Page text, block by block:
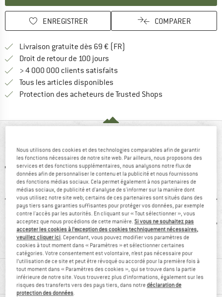
ENREGISTRER COMPARER
Livraison gratuite dès 69 € (FR)
Droit de retour de 100 jours
> 4 000 000 clients satisfaits
Tous les articles disponibles
Protection des acheteurs de Trusted Shops
recommandé à
94 %
Avis client.e.s:
léger
RENSEIGNEMENTS MATÉRIEL ET
FONCTIONNALITÉS
Nous utilisons des cookies et des technologies comparables afin de garantir
les fonctions nécessaires de notre site web. Par ailleurs, nous proposons des
services et des fonctions supplémentaires, nous analysons notre flux de
données afin de personnaliser le contenu et la publicité et nous fournissons
des fonctions médias sociaux. Cela permet également à nos partenaires de
médias sociaux, de publicité et d'analyse de s'informer sur la manière dont
vous utilisez notre site web; certains de ces partenaires sont situés dans des
pays tiers sans garanties suffisantes pour protéger vos données, par exemple
contre l'accès par les autorités. En cliquant sur « Tout sélectionner », vous
acceptez que nous procédions de cette manière.Si vous ne souhaitez pas
accepter les cookies à l’exception des cookies techniquement nécessaires,
veuillez cliquer ici. Cependant, vous pouvez modifier vos paramètres de
cookies à tout moment dans « Paramètres » et sélectionner certaines
catégories. Votre consentement est volontaire, n’est pas nécessaire pour
l’utilisation de ce site et peut être révoqué ou accordé pour la première fois à
tout moment dans « Paramètres des cookies », qui se trouve dans la partie
inférieure de notre site. Vous trouverez plus d'informations, également sur les
risques des transferts vers des pays tiers, dans notredéclaration de
protection des données.